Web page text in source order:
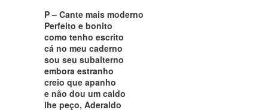
P – Cante mais moderno
Perfeito e bonito
como tenho escrito
cá no meu caderno
sou seu subalterno
embora estranho
creio que apanho
e não dou um caldo
lhe peço, Aderaldo